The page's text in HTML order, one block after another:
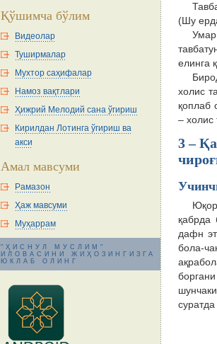
Қўшимча бўлим
Видеолар
Туширмалар
Мухтор саҳифалар
Намоз вақтлари
Ҳижрий Мелодий сана ўгириш
Кирилдан Лотинга ўгириш ва
акси
Амал мавсуми
Рамазон
Ҳаж мавсуми
Муҳаррам
"ҲИСНУЛ МУСЛИМ"
ИЛОВАСИНИ ЖИҲОЗИНГИЗГА
ЮКЛАБ ОЛИНГ
(Шу
елинга
холис
қоплаб
– холис
3 –
қабрда
дафн
бола-